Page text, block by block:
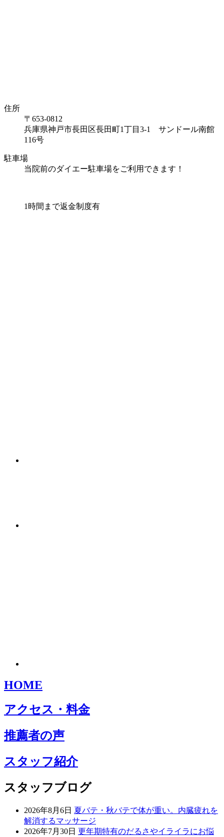
住所
〒653-0812
兵庫県神戸市長田区長田町1丁目3-1 サンドール南館
116号
駐車場
当院前のダイエー駐車場をご利用できます！
1時間まで返金制度有
HOME
アクセス・料金
推薦者の声
スタッフ紹介
スタッフブログ
2026年8月6日 夏バテ・秋バテで体が重い。内臓疲れを
解消するマッサージ
2026年7月30日 更年期特有のだるさやイライラにお悩